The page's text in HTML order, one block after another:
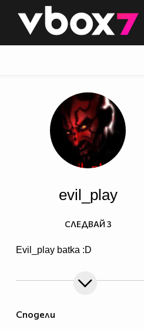
👾
Сподели
evil_play
Evil_play batka :D
СЛЕДВАЙ 3